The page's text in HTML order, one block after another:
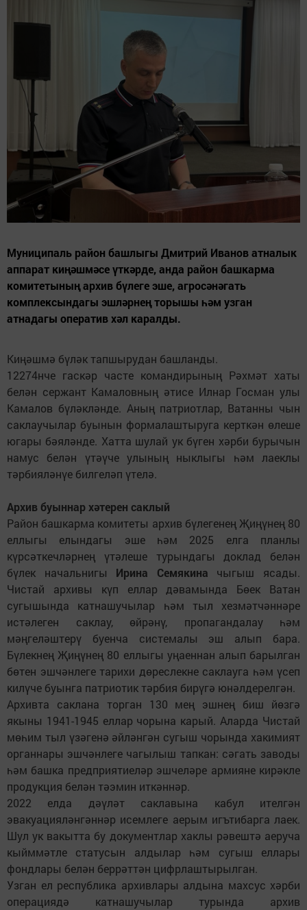
Муниципаль район башлыгы Дмитрий Иванов атналык
аппарат киңәшмәсе үткәрде, анда район башкарма
комитетының архив бүлеге эше, агросәнәгать
комплексындагы эшләрнең торышы һәм узган
атнадагы оператив хәл каралды.
Киңәшмә бүләк тапшырудан башланды.
12274нче гаскәр часте командирының Рәхмәт хаты
белән сержант Камаловның әтисе Илнар Госман улы
Камалов бүләкләнде. Аның патриотлар, Ватанны чын
саклаучылар буынын формалаштыруга керткән өлеше
югары бәяләнде. Хатта шулай ук бүген хәрби бурычын
намус белән үтәүче улының ныклыгы һәм лаеклы
тәрбияләнүе билгеләп үтелә.
Архив буыннар хәтерен саклый
Район башкарма комитеты архив бүлегенең Җиңүнең 80
еллыгы елындагы эше һәм 2025 елга планлы
күрсәткечләрнең үтәлеше турындагы доклад белән
бүлек начальнигы Ирина Семякина чыгыш ясады.
Чистай архивы күп еллар дәвамында Бөек Ватан
сугышында катнашучылар һәм тыл хезмәтчәннәре
истәлеген саклау, өйрәнү, пропагандалау һәм
мәңгеләштерү буенча системалы эш алып бара.
Бүлекнең Җиңүнең 80 еллыгы уңаеннан алып барылган
бөтен эшчәнлеге тарихи дөреслекне саклауга һәм үсеп
килүче буынга патриотик тәрбия бирүгә юнәлдерелгән.
Архивта саклана торган 130 мең эшнең биш йөзгә
якыны 1941-1945 еллар чорына карый. Аларда Чистай
мөһим тыл үзәгенә әйләнгән сугыш чорында хакимият
органнары эшчәнлеге чагылыш тапкан: сәгать заводы
һәм башка предприятиеләр эшчеләре армияне кирәкле
продукция белән тәэмин иткәннәр.
2022 елда дәүләт саклавына кабул ителгән
эвакуацияләнгәннәр исемлеге аерым игътибарга лаек.
Шул ук вакытта бу документлар хаклы рәвештә аеруча
кыйммәтле статусын алдылар һәм сугыш еллары
фондлары белән беррәттән цифрлаштырылган.
Узган ел республика архивлары алдына махсус хәрби
операциядә катнашучылар турында архив